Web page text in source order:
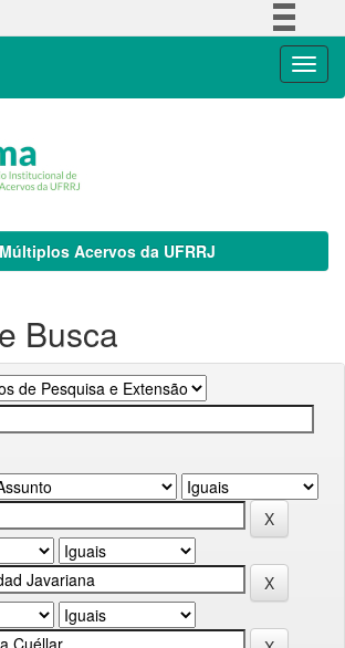
Acervos da UFRRJ
Busca